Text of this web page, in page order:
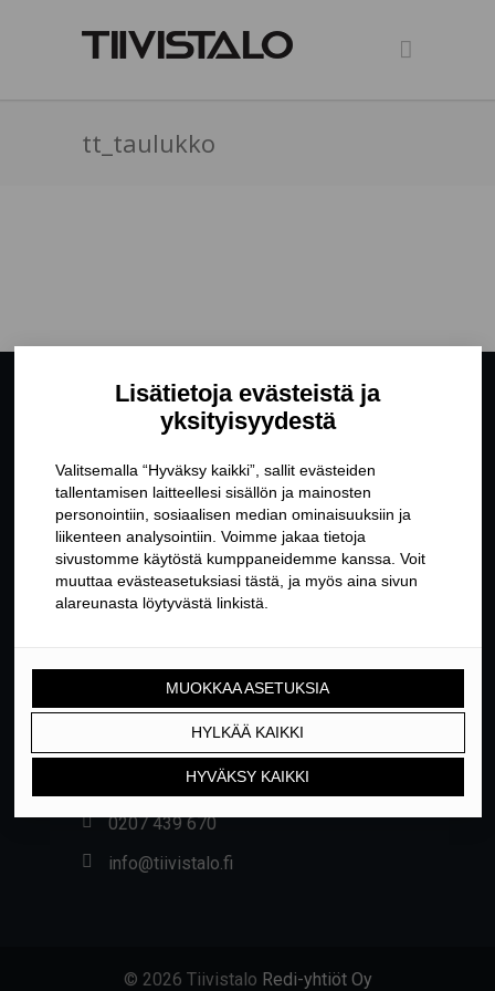
tt_taulukko
YHTEYSTIEDOT
Yrittäjäntie 24, 01800 KLAUKKALA
0207 439 670
info@tiivistalo.fi
© 2026 Tiivistalo Redi-yhtiöt Oy